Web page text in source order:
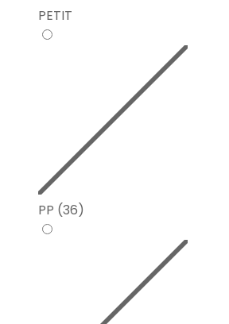
PETIT
PP (36)